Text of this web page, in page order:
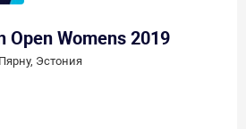
Open Womens 2019
Пярну, Эстония